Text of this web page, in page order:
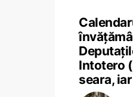
Intotero
seara,